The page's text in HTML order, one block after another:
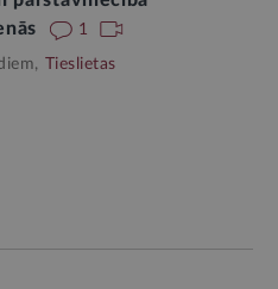
1
Tieslietas